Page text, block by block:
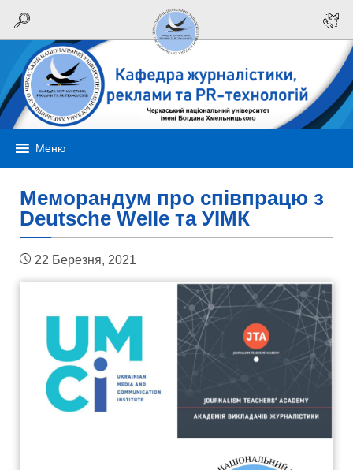
Меню
Меморандум про співпрацю з
Deutsche Welle та УІМК
22 Березня, 2021